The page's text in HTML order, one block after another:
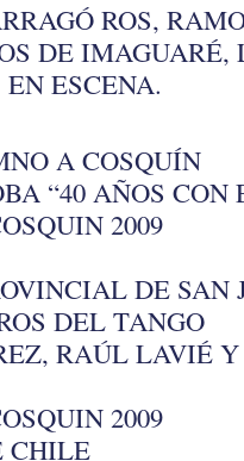
ROS,
DE IMAGUARÉ,
ESCENA.
A COSQUÍN
“40 AÑOS
2009
DE SAN
DEL TANGO
RAÚL LAVIÉ
2009
CHILE